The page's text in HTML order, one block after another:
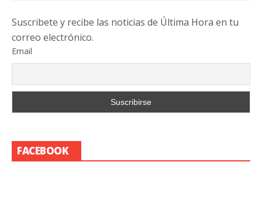
Suscribete y recibe las noticias de Última Hora en tu
correo electrónico.
Email
FACEBOOK